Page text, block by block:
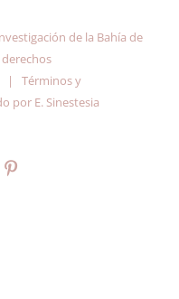
de la Bahía de
derechos
Términos y
por E. Sinestesia